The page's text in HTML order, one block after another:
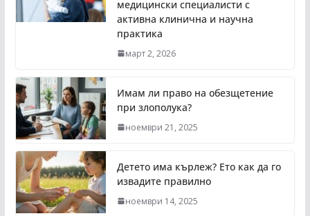
медицински специалисти с
активна клинична и научна
практика
март 2, 2026
Имам ли право на обезщетение
при злополука?
ноември 21, 2025
Детето има кърлеж? Ето как да го
извадите правилно
ноември 14, 2025